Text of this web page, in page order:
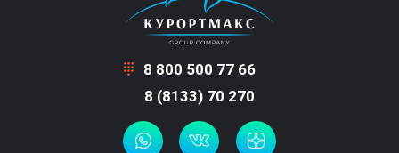
8 800 500 77 66
8 (8133) 70 270